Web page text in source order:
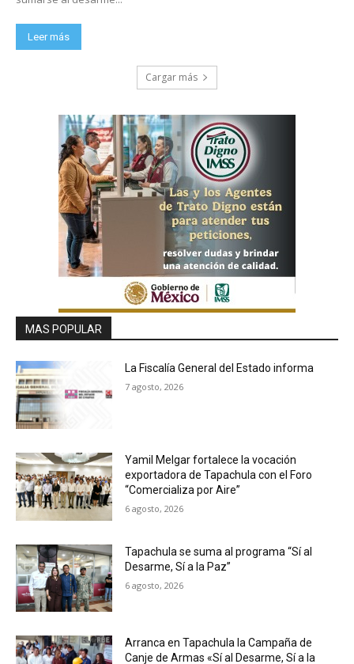
Leer más
Cargar más
MAS POPULAR
La Fiscalía General del Estado informa
7 agosto, 2026
Yamil Melgar fortalece la vocación
exportadora de Tapachula con el Foro
“Comercializa por Aire”
6 agosto, 2026
Tapachula se suma al programa “Sí al
Desarme, Sí a la Paz”
6 agosto, 2026
Arranca en Tapachula la Campaña de
Canje de Armas «Sí al Desarme, Sí a la